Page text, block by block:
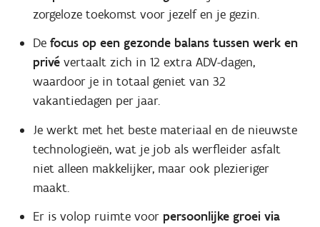
zorgeloze toekomst voor jezelf en je gezin.
Defocus op een gezonde balans tussen werk en
privévertaalt zich in 12 extra ADV-dagen,
waardoor je in totaal geniet van 32
vakantiedagen per jaar.
Je werkt met het beste materiaal en de nieuwste
technologieën, wat je job als werfleider asfalt
niet alleen makkelijker, maar ook plezieriger
maakt.
Er is volop ruimte voor persoonlijke groei via